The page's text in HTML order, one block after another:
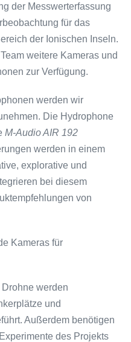
der Messwerterfassung
für das
der Ionischen Inseln.
weitere Kameras und
zur Verfügung.
werden wir
Die Hydrophone
M-Audio AIR 192
werden in einem
explorative und
bei diesem
von
Kameras für
werden
und
Außerdem benötigen
des Projekts